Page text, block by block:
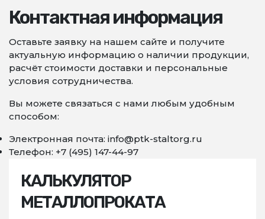
Контактная информация
Оставьте заявку на нашем сайте и получите
актуальную информацию о наличии продукции,
расчёт стоимости доставки и персональные
условия сотрудничества.
Вы можете связаться с нами любым удобным
способом:
Электронная почта: info@ptk-staltorg.ru
Телефон: +7 (495) 147-44-97
КАЛЬКУЛЯТОР
МЕТАЛЛОПРОКАТА